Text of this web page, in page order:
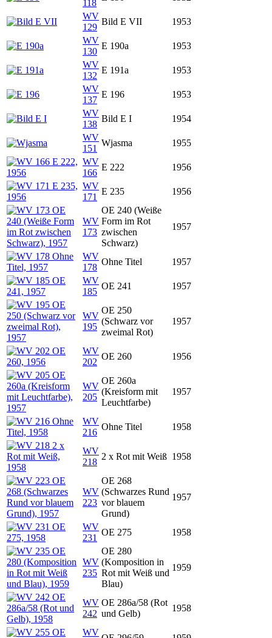
118
WV
129
Bild E VII
1953
WV
130
E 190a
1953
WV
132
E 191a
1953
WV
137
E 196
1953
WV
138
Bild E I
1954
WV
151
Wjasma
1955
WV
166
E 222
1956
WV
171
E 235 1956
WV
173
OE 240 (Weiße
Form im Rot
zwischen
Schwarz)
1957
WV
178
Ohne Titel
1957
WV
185
OE 241 1957
WV
195
OE 250
(Schwarz vor
zweimal Rot)
1957
WV
202
OE 260 1956
WV
205
OE 260a
(Kreisform mit
Leuchtfarbe)
1957
WV
216
Ohne Titel 1958
WV
218
2 x Rot mit Weiß 1958
WV
223
OE 268
(Schwarzes Rund
vor blauem
Grund)
1957
WV
231
OE 275 1958
WV
235
OE 280
(Komposition in
Rot mit Weiß und
Blau)
1959
WV
242
OE 286a/58 (Rot
und Gelb)
1958
WV